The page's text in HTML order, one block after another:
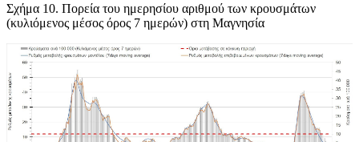
Σχήμα 10. Πορεία του ημερησίου αριθμού των κρουσμάτων
(κυλιόμενος μέσος όρος 7 ημερών) στη Μαγνησία